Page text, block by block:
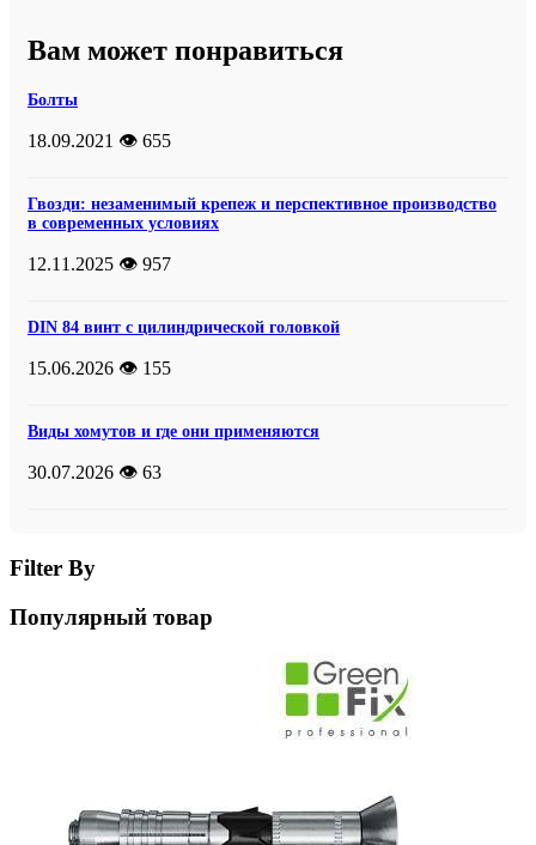
Вам может понравиться
Болты
18.09.2021 👁️ 655
Гвозди: незаменимый крепеж и перспективное производство
в современных условиях
12.11.2025 👁️ 957
DIN 84 винт с цилиндрической головкой
15.06.2026 👁️ 155
Виды хомутов и где они применяются
30.07.2026 👁️ 63
Filter By
Популярный товар